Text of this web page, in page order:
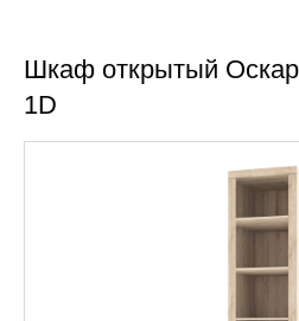
Шкаф открытый
1D